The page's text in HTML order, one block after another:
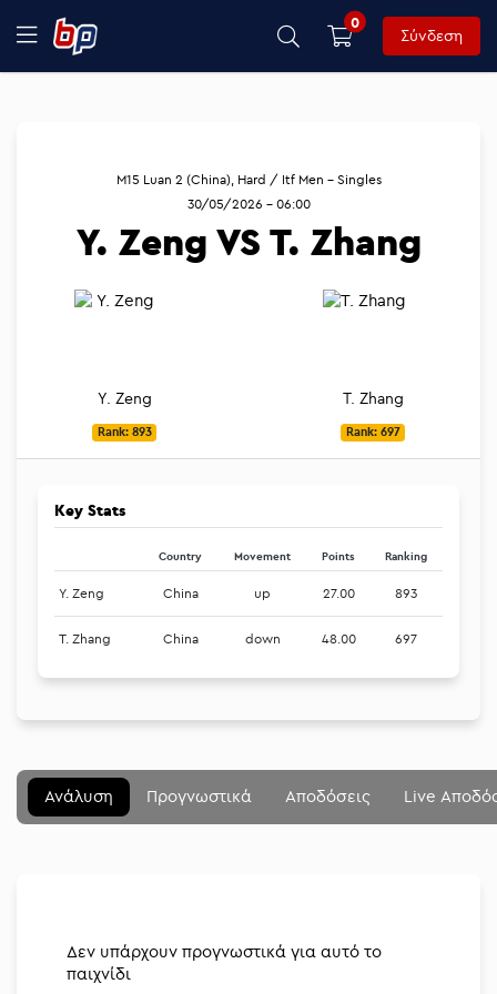
0
Σύνδεση
Y. Zeng
Rank: 893
M15 Luan 2 (China), Hard / Itf Men - Singles
30/05/2026 - 06:00
Y. Zeng VS T. Zhang
T. Zhang
Rank: 697
Key Stats
Country Movement Points Ranking
Y. Zeng China up 27.00 893
T. Zhang China down 48.00 697
Ανάλυση Προγνωστικά Αποδόσεις Live
Δεν υπάρχουν προγνωστικά για αυτό το
παιχνίδι
Μενού
Betting community
Διοργανώσεις